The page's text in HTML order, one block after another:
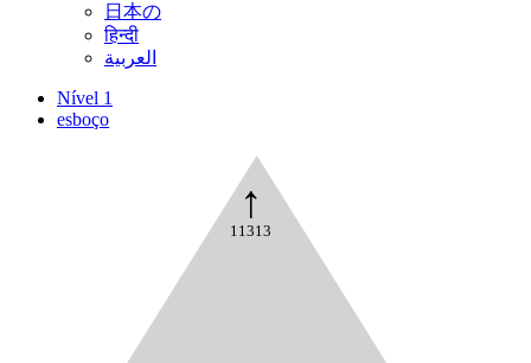
日本の
हिन्दी
العربية
Nível 1
esboço
↑
11313